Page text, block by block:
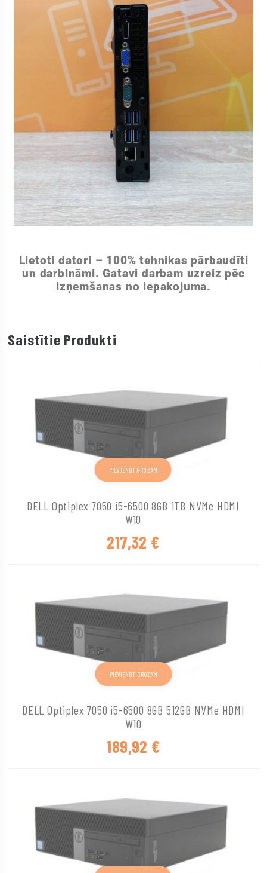
Lietoti datori – 100% tehnikas pārbaudīti
un darbināmi. Gatavi darbam uzreiz pēc
izņemšanas no iepakojuma.
Saistītie Produkti
DELL Optiplex 7050 i5-6500 8GB 1TB NVMe HDMI
W10
217,32 €
PIEVIENOT GROZAM
DELL Optiplex 7050 i5-6500 8GB 512GB NVMe HDMI
W10
189,92 €
PIEVIENOT GROZAM